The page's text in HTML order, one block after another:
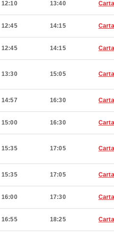
12:10 13:40
12:45 14:15
12:45 14:15
13:30 15:05
14:57 16:30
15:00 16:30
15:35 17:05
15:35 17:05
16:00 17:30
16:55 18:25